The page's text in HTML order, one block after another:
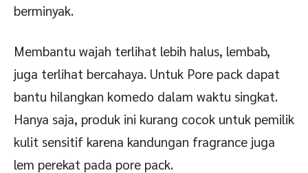
berminyak.
Membantu wajah terlihat lebih halus, lembab,
juga terlihat bercahaya. Untuk Pore pack dapat
bantu hilangkan komedo dalam waktu singkat.
Hanya saja, produk ini kurang cocok untuk pemilik
kulit sensitif karena kandungan fragrance juga
lem perekat pada pore pack.